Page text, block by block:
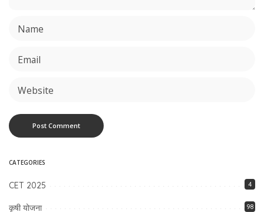
CATEGORIES
CET 2025 4
कृषी योजना 98